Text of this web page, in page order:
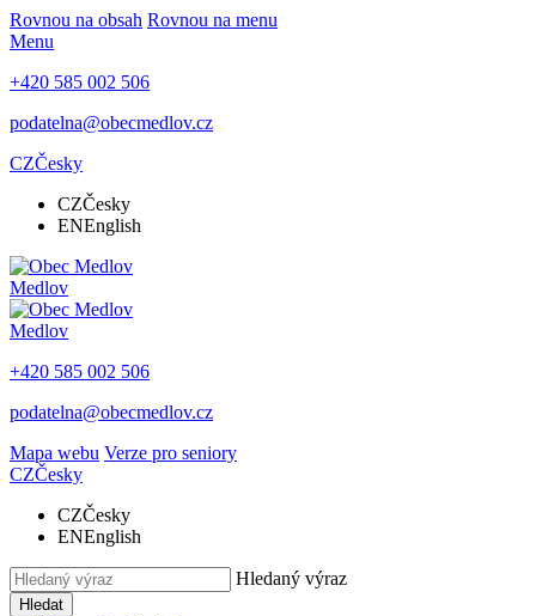
Rovnou na obsah Rovnou na menu
Menu
+420 585 002 506
podatelna@obecmedlov.cz
CZČesky
CZČesky
ENEnglish
Medlov
Medlov
+420 585 002 506
podatelna@obecmedlov.cz
Mapa webu Verze pro seniory
CZČesky
CZČesky
ENEnglish
Hledaný výraz
Hledat